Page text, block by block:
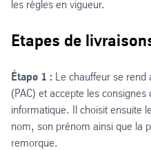
les règles en vigueur.
Etapes de
Étape 1 : Le chauffeur se rend
(PAC) et accepte les
informatique. Il choisit ensuite
nom, son prénom ainsi que la
remorque.